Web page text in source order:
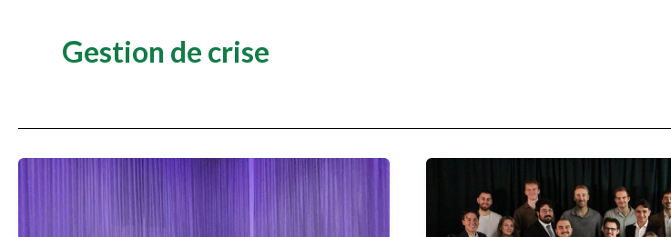
Gestion de crise